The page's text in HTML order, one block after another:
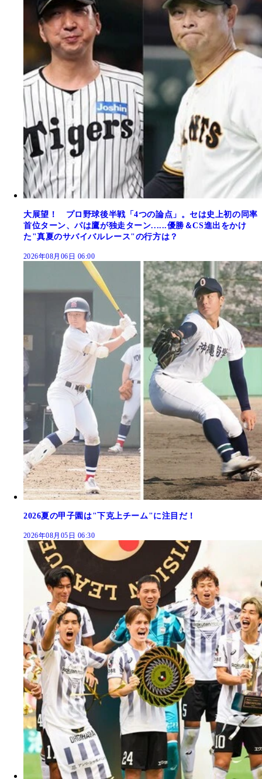
大展望！ プロ野球後半戦「4つの論点」。セは史上初の同率
首位ターン、パは鷹が独走ターン......優勝＆CS進出をかけ
た"真夏のサバイバルレース"の行方は？
2026年08月06日 06:00
2026夏の甲子園は"下克上チーム"に注目だ！
2026年08月05日 06:30